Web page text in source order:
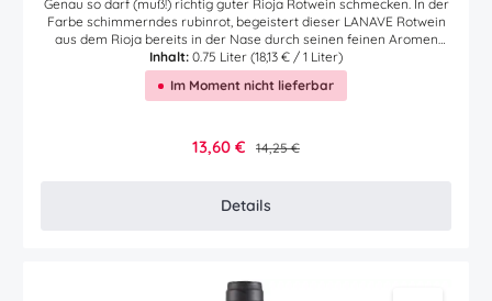
Genau so darf (muß!) richtig guter Rioja Rotwein schmecken. In der
Farbe schimmerndes rubinrot, begeistert dieser LANAVE Rotwein
aus dem Rioja bereits in der Nase durch seinen feinen Aromen
nach reifen roten und schwarzen Früchten (Erdbeere, Kirsche und
Brombeere). Im Mund sehr weich und elegant. Ein richtiger
Tempranillo und Carinena aus unterschiedlichen Einzellagen in
bei seinen "großen" Weinen, legt Bryan auch bei seinem Lanave
Rotwein sehr viel Wert auf die Qualität seiner Trauben. Deshalb
Robert Parker: 91 Punkte
Inhalt: 0.75 Liter (18,13 € / 1 Liter)
Im Moment nicht lieferbar
Verkaufspreis:
13,60 € Regulärer Preis:
14,25 €
Details